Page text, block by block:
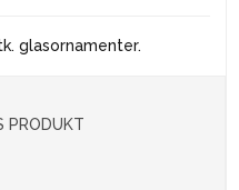
glasornamenter.
PRODUKT